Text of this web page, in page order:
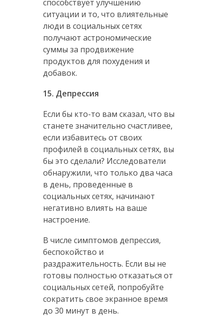
способствует улучшению
ситуации и то, что влиятельные
люди в социальных сетях
получают астрономические
суммы за продвижение
продуктов для похудения и
добавок.
15. Депрессия
Если бы кто-то вам сказал, что вы
станете значительно счастливее,
если избавитесь от своих
профилей в социальных сетях, вы
бы это сделали? Исследователи
обнаружили, что только два часа
в день, проведенные в
социальных сетях, начинают
негативно влиять на ваше
настроение.
В числе симптомов депрессия,
беспокойство и
раздражительность. Если вы не
готовы полностью отказаться от
социальных сетей, попробуйте
сократить свое экранное время
до 30 минут в день.